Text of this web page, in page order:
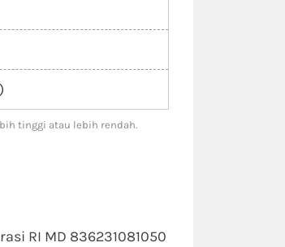
tinggi atau lebih rendah.
RI MD 836231081050